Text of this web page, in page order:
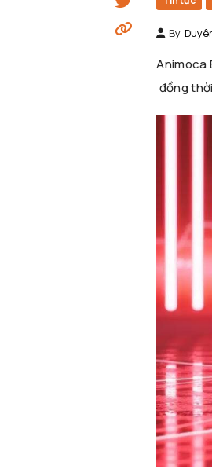
By
Animoca
đồng